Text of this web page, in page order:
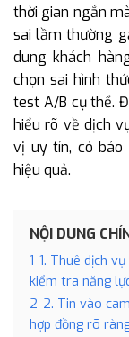
thời gian ngắn
sai lầm thường
dung khách
chọn sai hình
test A/B cụ thể.
hiểu rõ về dịch
vị uy tín, có báo
hiệu quả.
NỘI DUNG
1 1. Thuê dịch
kiểm tra năng
2 2. Tin vào
hợp đồng rõ